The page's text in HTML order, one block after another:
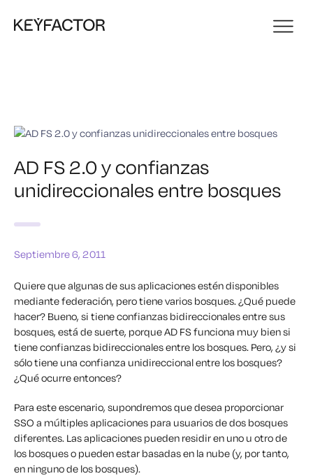
AD FS 2.0 y confianzas
unidireccionales entre bosques
Septiembre 6, 2011
Quiere que algunas de sus aplicaciones estén disponibles
mediante federación, pero tiene varios bosques. ¿Qué puede
hacer? Bueno, si tiene confianzas bidireccionales entre sus
bosques, está de suerte, porque AD FS funciona muy bien si
tiene confianzas bidireccionales entre los bosques. Pero, ¿y si
sólo tiene una confianza unidireccional entre los bosques?
¿Qué ocurre entonces?
Para este escenario, supondremos que desea proporcionar
SSO a múltiples aplicaciones para usuarios de dos bosques
diferentes. Las aplicaciones pueden residir en uno u otro de
los bosques o pueden estar basadas en la nube (y, por tanto,
en ninguno de los bosques).